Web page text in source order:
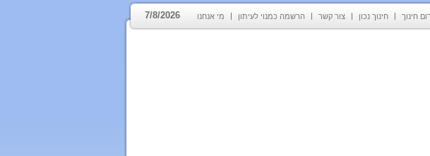
חינוך חינוך נכון צור קשר הרשמה כמנוי לעיתון מי אנחנו 7/8/2026